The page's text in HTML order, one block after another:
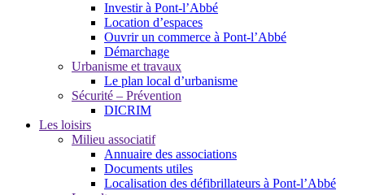
Investir à Pont-l’Abbé
Location d’espaces
Ouvrir un commerce à Pont-l’Abbé
Démarchage
Urbanisme et travaux
Le plan local d’urbanisme
Sécurité – Prévention
DICRIM
Les loisirs
Milieu associatif
Annuaire des associations
Documents utiles
Localisation des défibrillateurs à Pont-l’Abbé